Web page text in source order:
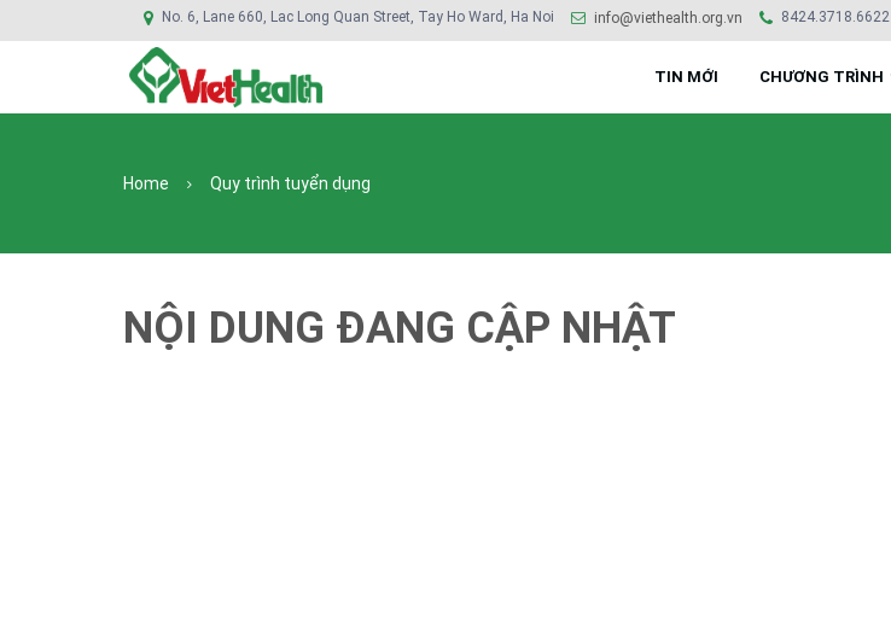
No. 6, Lane 660, Lac Long Quan Street, Tay Ho Ward, Ha Noi info@viethealth.org.vn 8424.3718.6622
TIN MỚI CHƯƠNG TRÌNH
Home Quy trình tuyển dụng
NỘI DUNG ĐANG CẬP NHẬT